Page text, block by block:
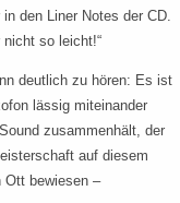
den Liner Notes der CD.
so leicht!“
deutlich zu hören: Es ist
lässig miteinander
zusammenhält, der
auf diesem
Ott bewiesen –